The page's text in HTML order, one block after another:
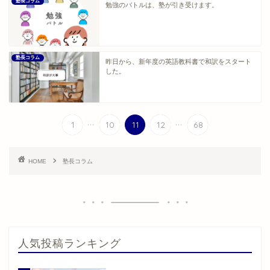
勉強のバトルは、塾が引き受けます。
塾長コラム
昨日から、新年度の英語教科書で和訳をスタート
した。
1 ... 10 11 12 ... 68
HOME 塾長コラム
人気投稿ランキング